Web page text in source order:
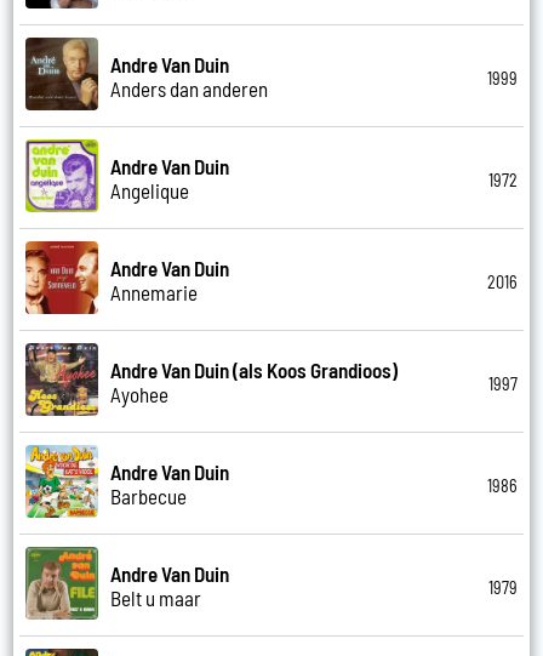
Andre Van Duin
Anders dan anderen
1999
Andre Van Duin
Angelique
1972
Andre Van Duin
Annemarie
2016
Andre Van Duin (als Koos Grandioos)
Ayohee
1997
Andre Van Duin
Barbecue
1986
Andre Van Duin
Belt u maar
1979